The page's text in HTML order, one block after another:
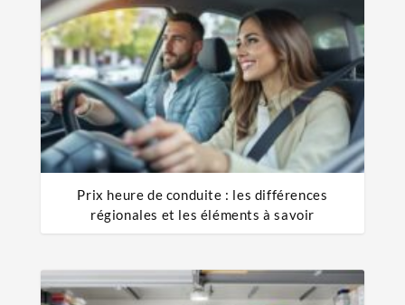
Prix heure de conduite : les différences
régionales et les éléments à savoir